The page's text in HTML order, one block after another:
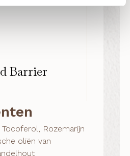
Barrier
Rozemarijn
oliën van